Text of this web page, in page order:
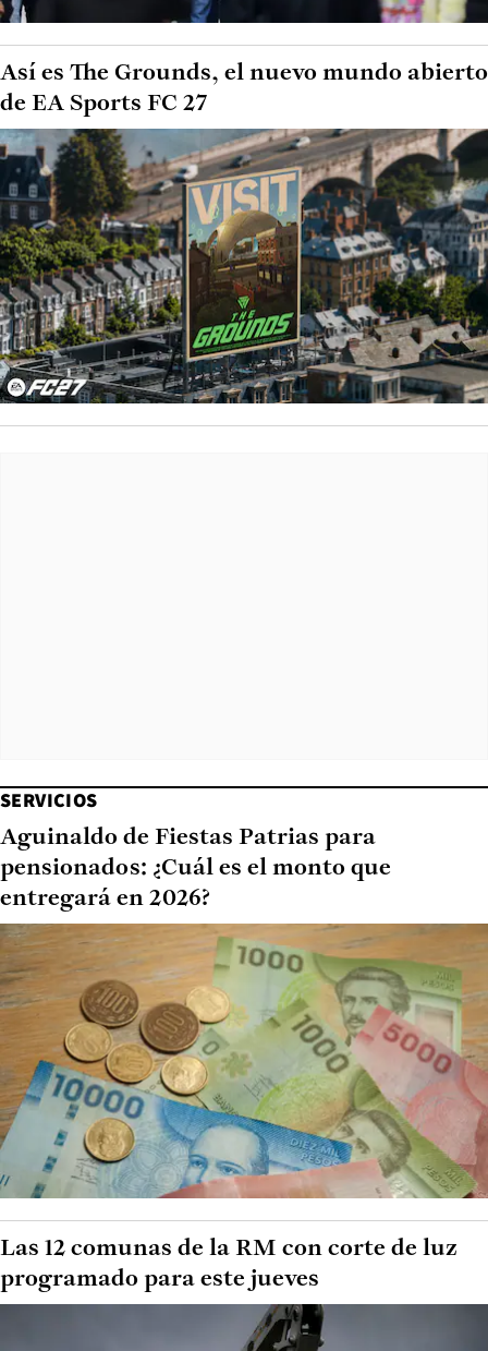
Así es The Grounds, el nuevo mundo abierto
de EA Sports FC 27
SERVICIOS
Aguinaldo de Fiestas Patrias para
pensionados: ¿Cuál es el monto que
entregará en 2026?
Las 12 comunas de la RM con corte de luz
programado para este jueves